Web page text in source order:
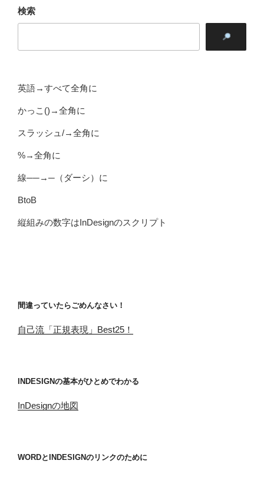
検索
英語→すべて全角に
かっこ()→全角に
スラッシュ/→全角に
%→全角に
線──→─（ダーシ）に
BtoB
縦組みの数字はInDesignのスクリプト
間違っていたらごめんなさい！
自己流「正規表現」Best25！
INDESIGNの基本がひとめでわかる
InDesignの地図
WORDとINDESIGNのリンクのために